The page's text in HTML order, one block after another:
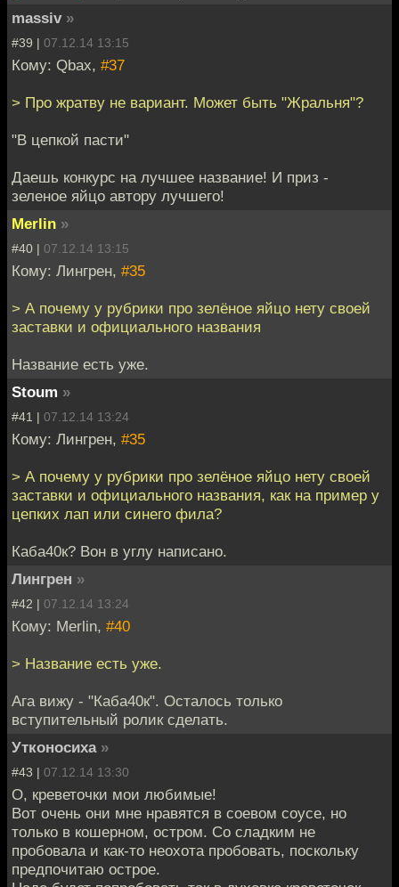
massiv »
#39 | 07.12.14 13:15
Кому: Qbax, #37
> Про жратву не вариант. Может быть "Жральня"?
"В цепкой пасти"
Даешь конкурс на лучшее название! И приз -
зеленое яйцо автору лучшего!
Merlin »
#40 | 07.12.14 13:15
Кому: Лингрен, #35
> А почему у рубрики про зелёное яйцо нету своей
заставки и официального названия
Название есть уже.
Stoum »
#41 | 07.12.14 13:24
Кому: Лингрен, #35
> А почему у рубрики про зелёное яйцо нету своей
заставки и официального названия, как на пример у
цепких лап или синего фила?
Каба40к? Вон в углу написано.
Лингрен »
#42 | 07.12.14 13:24
Кому: Merlin, #40
> Название есть уже.
Ага вижу - "Каба40к". Осталось только
вступительный ролик сделать.
Утконосиха »
#43 | 07.12.14 13:30
О, креветочки мои любимые!
Вот очень они мне нравятся в соевом соусе, но
только в кошерном, остром. Со сладким не
пробовала и как-то неохота пробовать, поскольку
предпочитаю острое.